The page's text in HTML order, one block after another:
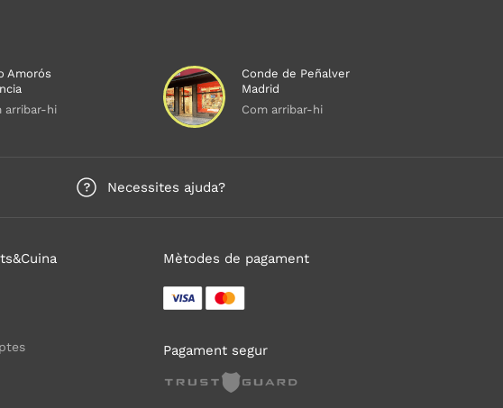
Amorós
arribar-hi
Conde de Peñalver
Madrid
Com arribar-hi
Necessites ajuda?
Mètodes de pagament
Pagament segur